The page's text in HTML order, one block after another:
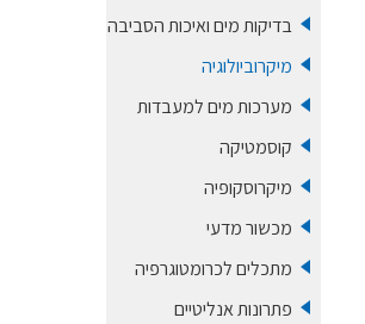
בדיקות מים ואיכות הסביבה
מיקרוביולוגיה
מערכות מים למעבדות
קוסמטיקה
מיקרוסקופיה
מכשור מדעי
מתכלים לכרומטוגרפיה
פתרונות אנליטיים